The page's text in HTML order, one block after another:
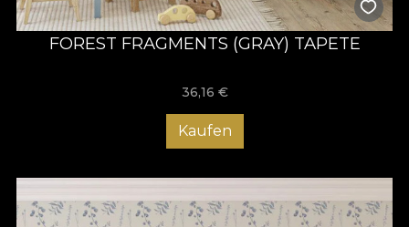
Haltbarkeit bietet und die Produkte einfach zu installieren
macht.FOREST FRAGMENTS (GRAY) TAPETE
36,16 €
Kaufen